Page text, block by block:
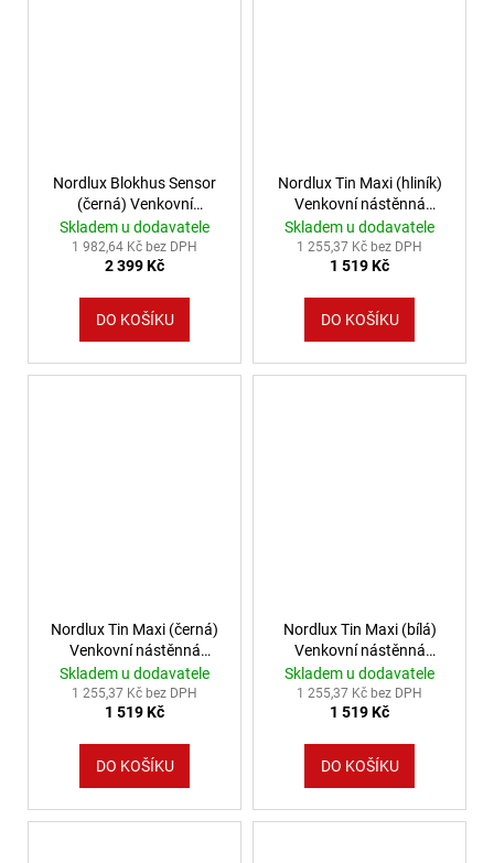
Nordlux Blokhus Sensor
(černá) Venkovní
nástěnná světla s čidlem
kov, sklo IP54 25031003
Skladem u dodavatele
1 982,64 Kč bez DPH
2 399 Kč
DO KOŠÍKU
Nordlux Tin Maxi (hliník)
Venkovní nástěnná
svítidla kov, sklo IP54
21519929
Skladem u dodavatele
1 255,37 Kč bez DPH
1 519 Kč
DO KOŠÍKU
Nordlux Tin Maxi (černá)
Venkovní nástěnná
svítidla kov, sklo IP54
21519903
Skladem u dodavatele
1 255,37 Kč bez DPH
1 519 Kč
DO KOŠÍKU
Nordlux Tin Maxi (bílá)
Venkovní nástěnná
svítidla kov, sklo IP54
21519901
Skladem u dodavatele
1 255,37 Kč bez DPH
1 519 Kč
DO KOŠÍKU